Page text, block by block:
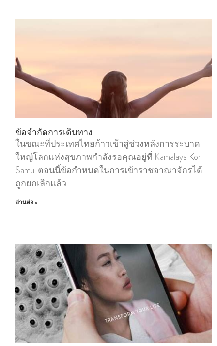
ข้อจํากัดการเดินทาง
ในขณะที่ประเทศไทยก้าวเข้าสู่ช่วงหลังการระบาด
ใหญ่โลกแห่งสุขภาพกําลังรอคุณอยู่ที่ Kamalaya Koh
Samui ตอนนี้ข้อกําหนดในการเข้าราชอาณาจักรได้
ถูกยกเลิกแล้ว
อ่านต่อ »